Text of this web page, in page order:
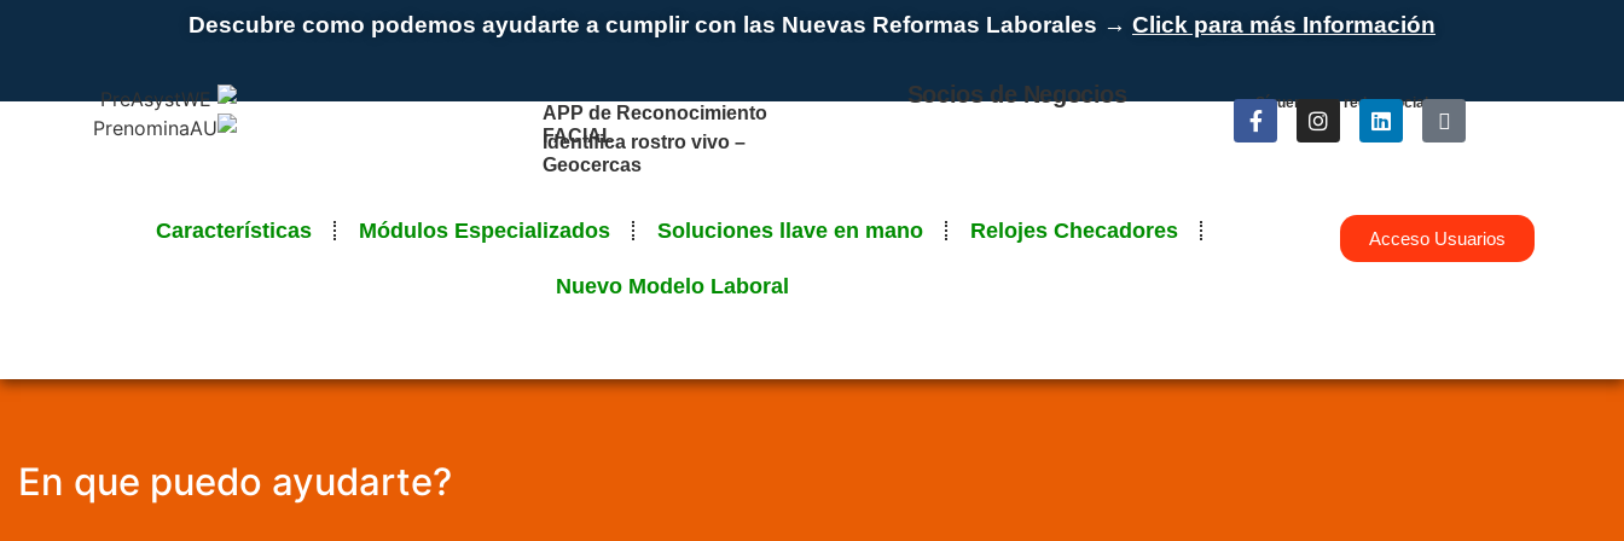
Descubre como podemos ayudarte a cumplir con las Nuevas Reformas Laborales → Click para más Información
APP de Reconocimiento
FACIAL
Identifica rostro vivo –
Geocercas
Socios de Negocios Síguenos en redes sociales
Características Módulos Especializados Soluciones llave en mano Relojes Checadores
Nuevo Modelo Laboral
Acceso Usuarios
En que puedo ayudarte?